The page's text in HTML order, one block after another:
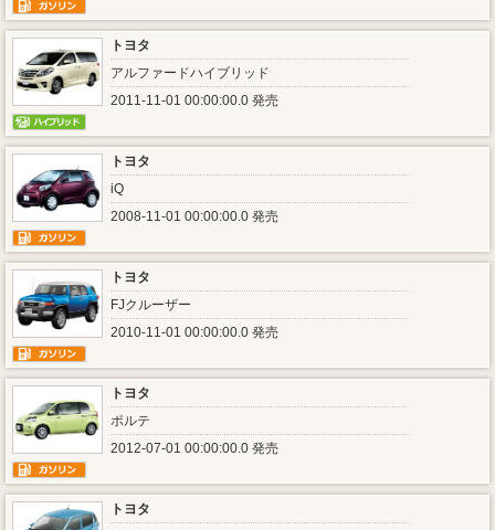
トヨタ
アルファードハイブリッド
2011-11-01 00:00:00.0 発売
トヨタ
iQ
2008-11-01 00:00:00.0 発売
トヨタ
FJクルーザー
2010-11-01 00:00:00.0 発売
トヨタ
ポルテ
2012-07-01 00:00:00.0 発売
トヨタ